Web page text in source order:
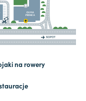
na rowery